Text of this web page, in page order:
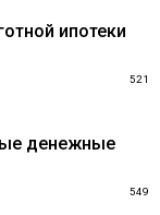
ипотеки
521
денежные
549